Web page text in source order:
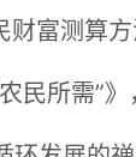
财富测算
民所需”